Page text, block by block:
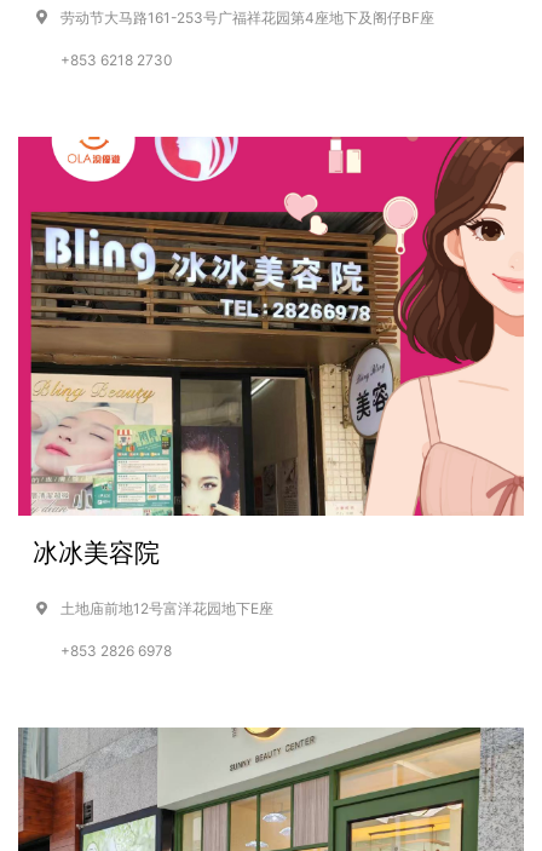
劳动节大马路161-253号广福祥花园第4座地下及阁仔BF座
+853 6218 2730
冰冰美容院
土地庙前地12号富洋花园地下E座
+853 2826 6978